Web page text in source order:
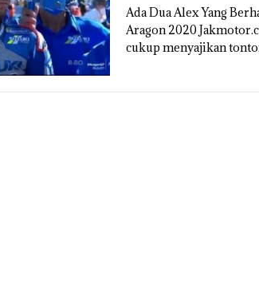
Ada Dua Alex Yang
Aragon 2020
cukup menyajikan